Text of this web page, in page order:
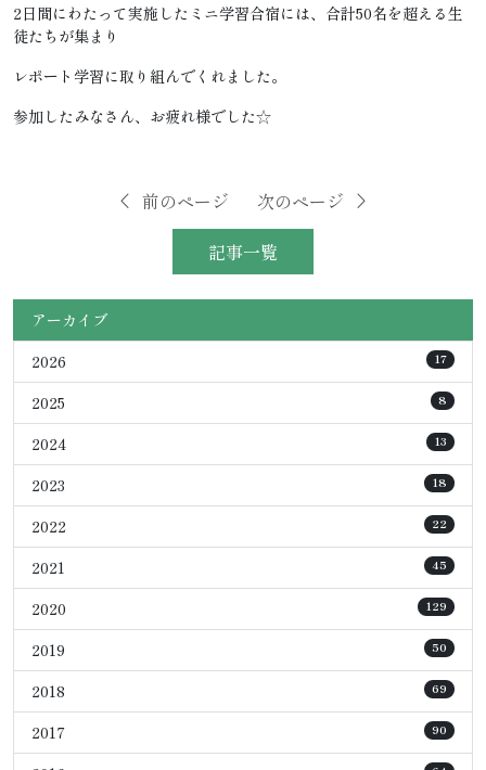
2日間にわたって実施したミニ学習合宿には、合計50名を超える生
徒たちが集まり
レポート学習に取り組んでくれました。
参加したみなさん、お疲れ様でした☆
前のページ
記事一覧
次のページ
アーカイブ
2026
17
2025 8
2024 13
2023 18
2022 22
2021 45
2020 129
2019 50
2018 69
2017 90